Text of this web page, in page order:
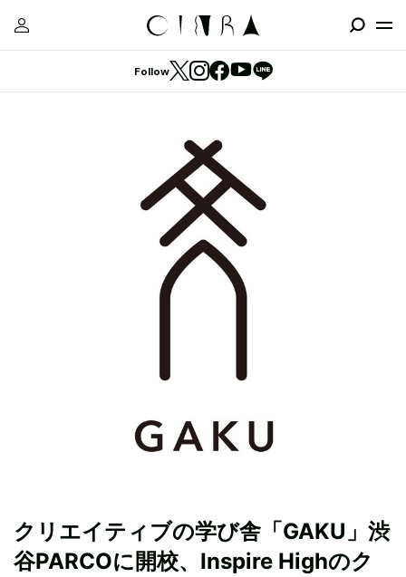
Follow
クリエイティブの学び舎「GAKU」渋
谷PARCOに開校、Inspire Highのク